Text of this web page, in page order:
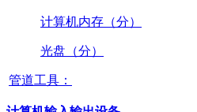
计算机内存（分）
光盘（分）
管道工具：